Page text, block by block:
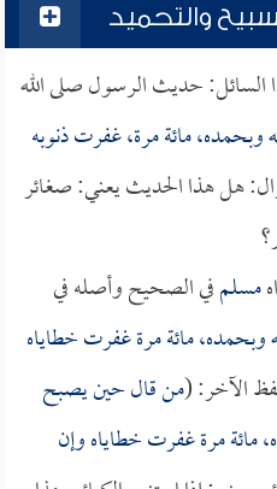
والتحميد
حديث الرسول صلى الله
مائة مرة، غفرت ذنوبه
هل هذا الحديث يعني: صغائر
مسلمفي الصحيح وأصله في
وبحمده، مائة مرة غفرت خطاياه
الآخر: (من قال حين يصبح
مرة غفرت خطاياه وإن